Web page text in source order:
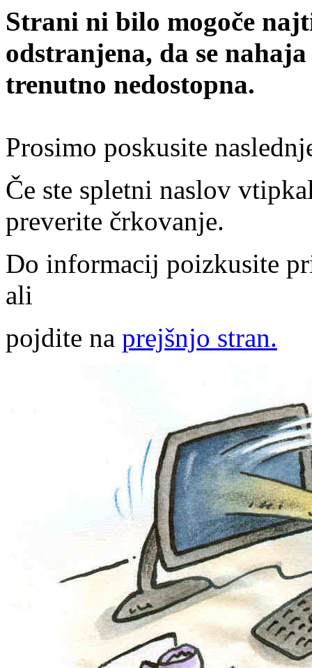
Strani ni bilo mogoče
odstranjena, da se
trenutno nedostopna.
Prosimo poskusite
Če ste spletni naslov
preverite črkovanje.
Do informacij poizkusite
ali
pojdite na prejšnjo stran.